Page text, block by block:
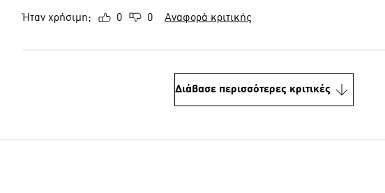
Ήταν χρήσιμη; 0 0 Αναφορά κριτικής
Διάβασε περισσότερες κριτικές